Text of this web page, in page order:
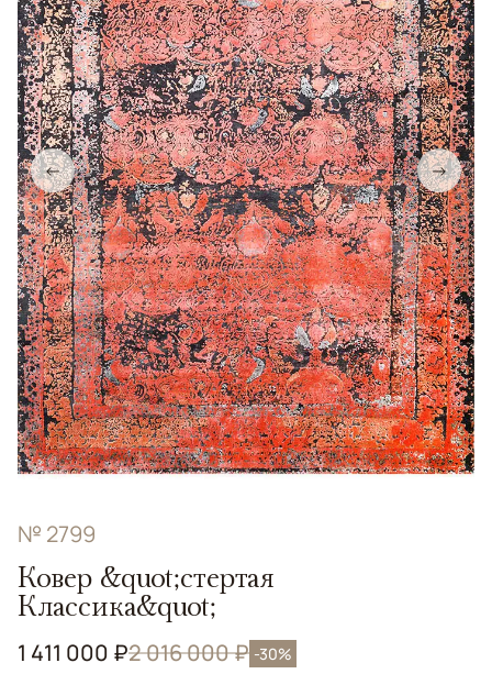
← →
№ 2799
Ковер &quot;стертая
Классика&quot;
1 411 000 ₽2 016 000 ₽ -30%